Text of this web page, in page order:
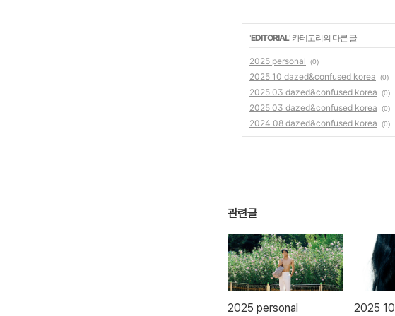
'EDITORIAL' 카테고리의 다른 글
2025 personal (0)
2025 10 dazed&confused korea (0)
2025 03 dazed&confused korea (0)
2025 03 dazed&confused korea (0)
2024 08 dazed&confused korea (0)
관련글
2025 personal 2025 10